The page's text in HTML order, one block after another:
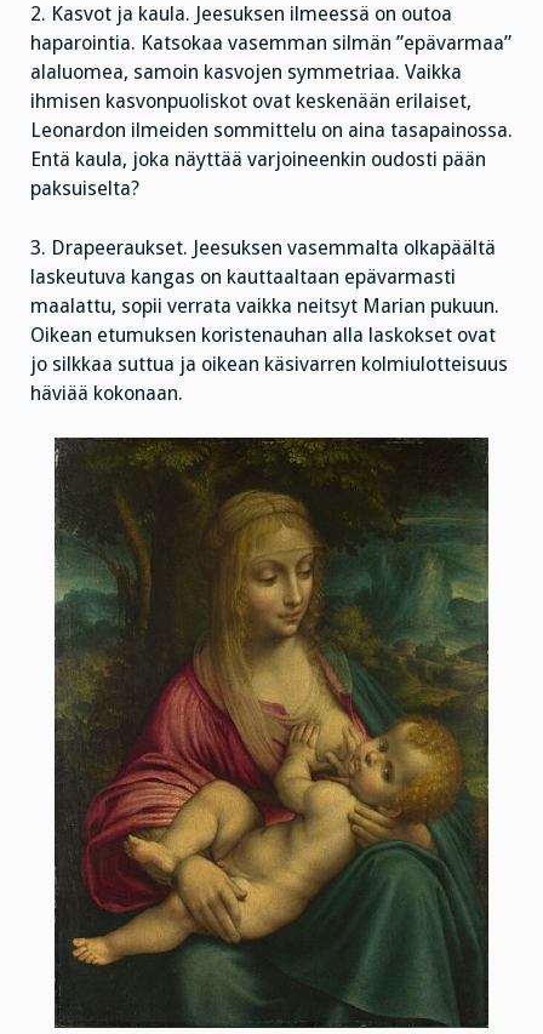
2. Kasvot ja kaula. Jeesuksen ilmeessä on outoa
haparointia. Katsokaa vasemman silmän ”epävarmaa”
alaluomea, samoin kasvojen symmetriaa. Vaikka
ihmisen kasvonpuoliskot ovat keskenään erilaiset,
Leonardon ilmeiden sommittelu on aina tasapainossa.
Entä kaula, joka näyttää varjoineenkin oudosti pään
paksuiselta?
3. Drapeeraukset. Jeesuksen vasemmalta olkapäältä
laskeutuva kangas on kauttaaltaan epävarmasti
maalattu, sopii verrata vaikka neitsyt Marian pukuun.
Oikean etumuksen koristenauhan alla laskokset ovat
jo silkkaa suttua ja oikean käsivarren kolmiulotteisuus
häviää kokonaan.